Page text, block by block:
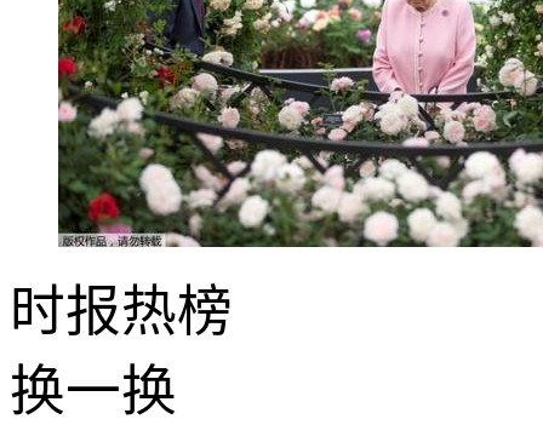
时报热榜
换一换